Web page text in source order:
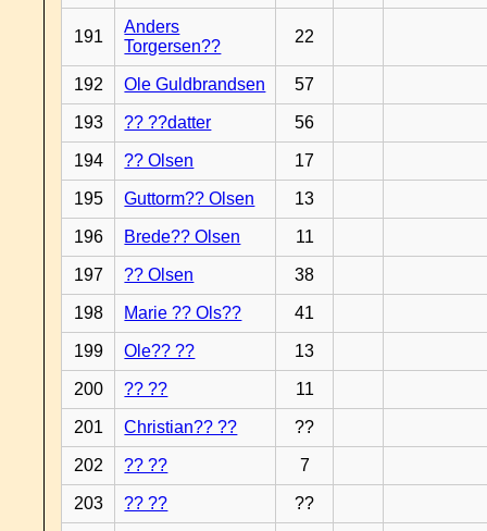
191
Anders
Torgersen??
22
192 Ole Guldbrandsen 57
193 ?? ??datter 56
194 ?? Olsen 17
195 Guttorm?? Olsen 13
196 Brede?? Olsen 11
197 ?? Olsen 38
198 Marie ?? Ols?? 41
199 Ole?? ?? 13
200 ?? ?? 11
201 Christian?? ?? ??
202 ?? ?? 7
203 ?? ?? ??